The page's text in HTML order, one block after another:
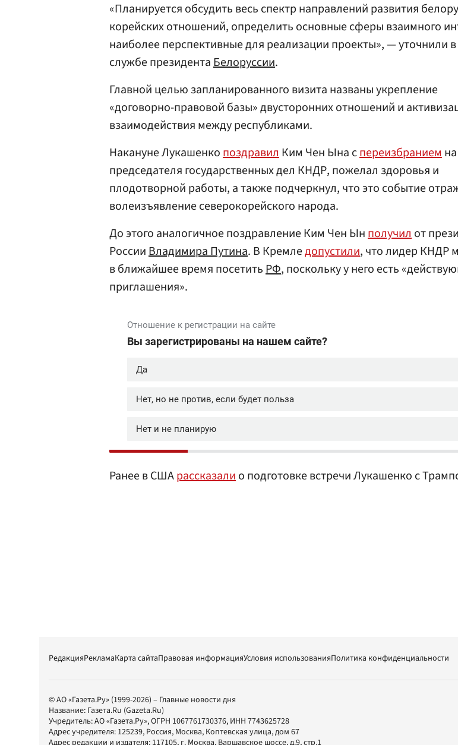
«Планируется обсудить весь спектр направлений развития
корейских отношений, определить основные сферы взаимного
наиболее перспективные для реализации проекты», — уточнили
службе президентаБелоруссии.
Главной целью запланированного визита названы укрепление
«договорно-правовой базы» двусторонних отношений и
взаимодействия между республиками.
Накануне ЛукашенкопоздравилКим Чен Ына спереизбранием
председателя государственных дел КНДР, пожелал здоровья и
плодотворной работы, а также подчеркнул, что это событие
волеизъявление северокорейского народа.
До этого аналогичное поздравление Ким Чен Ынполучилот
РоссииВладимира Путина. В Кремледопустили, что лидер КНДР
в ближайшее время посетитьРФ, поскольку у него есть
приглашения».
Ранее в СШАрассказалио подготовке встречи Лукашенко с
РедакцияРекламаКарта сайтаПравовая информацияУсловия использованияПолитика конфиденциальности
© АО «Газета.Ру» (1999-2026) – Главные новости дня
Название: Газета.Ru (Gazeta.Ru)
Учредитель:АО «Газета.Ру», ОГРН 1067761730376, ИНН 7743625728
Адрес учредителя: 125239, Россия, Москва, Коптевская улица, дом 67
Адрес редакции и издателя: 117105, г. Москва, Варшавское шоссе, д.9, стр.1